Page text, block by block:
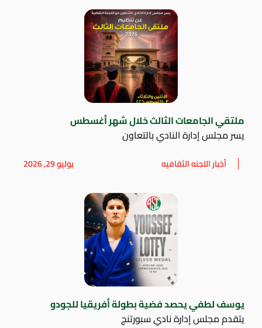
ملتقي الجامعات الثالث خلال شهر أغسطس
يسر مجلس إدارة النادي بالتعاون
أخبار اللجنه الثقافيه يوليو 29, 2026
يوسف لطفي يحصد فضية بطولة أفريقيا للجودو
يتقدم مجلس إدارة نادي سبورتنج